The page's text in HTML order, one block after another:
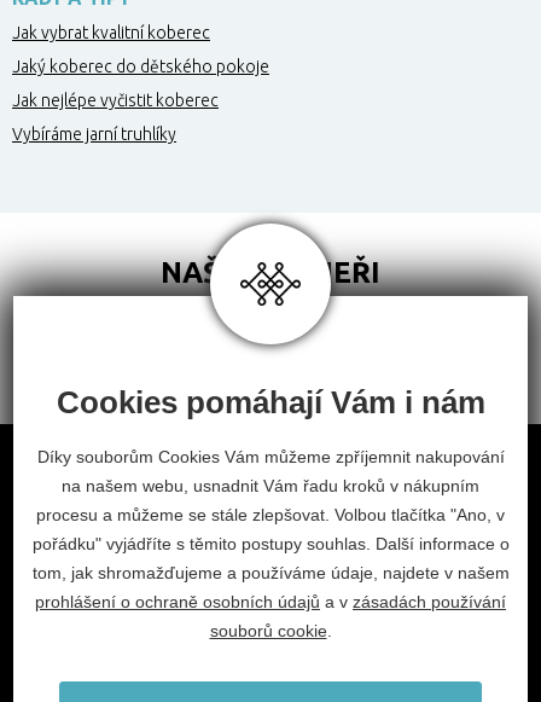
Jak vybrat kvalitní koberec
Jaký koberec do dětského pokoje
Jak nejlépe vyčistit koberec
Vybíráme jarní truhlíky
NAŠI PARTNEŘI
Obchodní podmínky
Odstoupení od smlouvy
Nastavení cookies
facebookinstagram
2026 © Habitat, a.s.
info@habitat-cz.cz
Cookies pomáhají Vám i nám
Díky souborům Cookies Vám můžeme zpříjemnit nakupování
na našem webu, usnadnit Vám řadu kroků v nákupním
procesu a můžeme se stále zlepšovat. Volbou tlačítka "Ano, v
pořádku" vyjádříte s těmito postupy souhlas. Další informace o
tom, jak shromažďujeme a používáme údaje, najdete v našem
prohlášení o ochraně osobních údajů a v zásadách používání
souborů cookie.